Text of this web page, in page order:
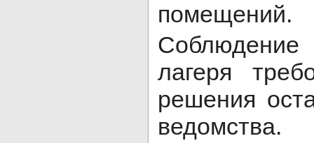
помещений.
лагеря
решения
ведомства.